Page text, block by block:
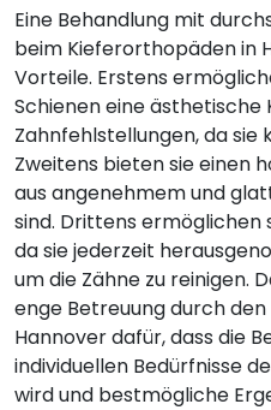
Eine Behandlung mit
beim Kieferorthopäden in
Vorteile. Erstens
Schienen eine ästhetische
Zahnfehlstellungen, da sie
Zweitens bieten sie einen
aus angenehmem und
sind. Drittens ermöglichen
da sie jederzeit
um die Zähne zu reinigen.
enge Betreuung durch
Hannover dafür, dass die
individuellen Bedürfnisse
wird und bestmögliche